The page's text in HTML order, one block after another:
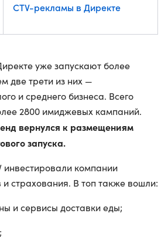
CTV-рекламы в Директе
уже запускают более
две трети из них —
и среднего бизнеса. Всего
2800 имиджевых кампаний.
вернулся к размещениям
запуска.
инвестировали компании
страхования. В топ также вошли:
и сервисы доставки еды;